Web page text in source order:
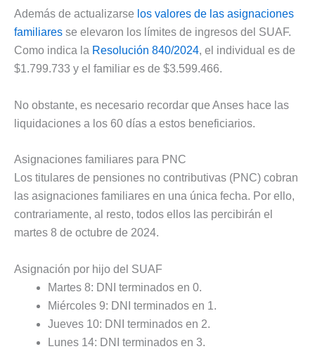
Además de actualizarse los valores de las asignaciones
familiares se elevaron los límites de ingresos del SUAF.
Como indica la Resolución 840/2024, el individual es de
$1.799.733 y el familiar es de $3.599.466.
No obstante, es necesario recordar que Anses hace las
liquidaciones a los 60 días a estos beneficiarios.
Asignaciones familiares para PNC
Los titulares de pensiones no contributivas (PNC) cobran
las asignaciones familiares en una única fecha. Por ello,
contrariamente, al resto, todos ellos las percibirán el
martes 8 de octubre de 2024.
Asignación por hijo del SUAF
Martes 8: DNI terminados en 0.
Miércoles 9: DNI terminados en 1.
Jueves 10: DNI terminados en 2.
Lunes 14: DNI terminados en 3.